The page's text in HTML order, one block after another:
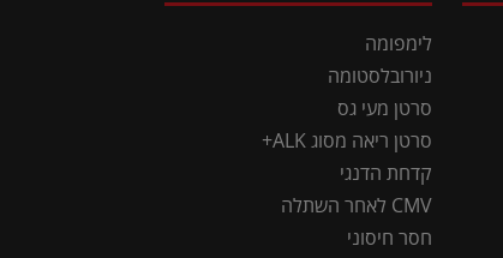
לימפומה
ניורובלסטומה
סרטן מעי גס
סרטן ריאה מסוג ALK+
קדחת הדנגי
CMV לאחר השתלה
חסר חיסוני